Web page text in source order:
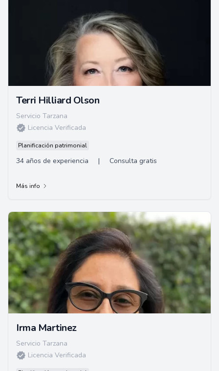
Terri Hilliard Olson
Servicio Tarzana
Licencia Verificada
Planificación patrimonial
34 años de experiencia | Consulta gratis
Más info
Irma Martinez
Servicio Tarzana
Licencia Verificada